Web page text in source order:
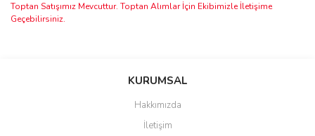
Toptan Satışımız Mevcuttur. Toptan Alımlar İçin Ekibimizle İletişime
Geçebilirsiniz.
Bu ürüne ilk yorumu siz yapın!
Yorum Yaz
Ürün resmi kalitesiz, bozuk veya görüntülenemiyor.
KURUMSAL
Hakkımızda
İletişim